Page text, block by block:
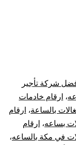
شركة تأجير
، ارقام خادمات
بالساعة، ارقام
بساعه، ارقام
في مكة بالساعه،